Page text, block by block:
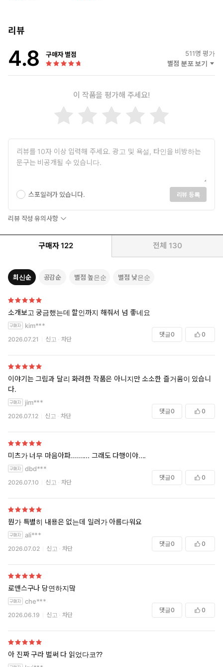
리뷰
4.8 구매자 별점 511명 평가
별점 분포 보기
이 작품을 평가해 주세요!
스포일러가 있습니다. 리뷰 등록
리뷰 작성 유의사항
구매자 122 전체 130
최신순 공감순 별점 높은순 별점 낮은순
소개보고 궁금했는데 할인까지 해줘서 넘 좋네요
kim***
2026.07.21 신고 차단
댓글0 0
이야기는 그림과 달리 화려한 작품은 아니지만 소소한 즐거움이 있습니
다.
jim***
2026.07.12 신고 차단
댓글0 0
미츠가 너무 마음아파.......... 그래도 다행이야....
dbd***
2026.07.10 신고 차단
댓글0 0
뭔가 특별히 내용은 없는데 일러가 아름다워요
ali***
2026.07.02 신고 차단
댓글0 0
로맨스구나 당연하지맠
che***
2026.06.19 신고 차단
댓글0 0
아 진짜 구라 벌써 다 읽었다코??